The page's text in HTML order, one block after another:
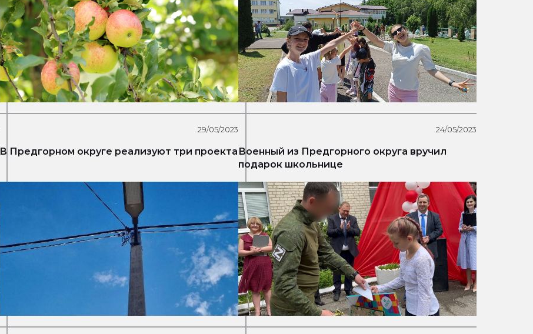
29/05/2023
В Предгорном округе реализуют три проекта
24/05/2023
Военный из Предгорного округа вручил
подарок школьнице